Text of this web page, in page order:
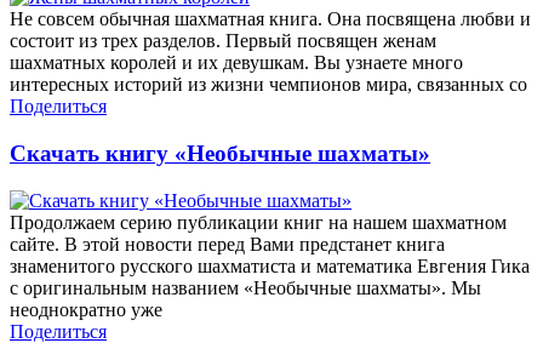
Не совсем обычная шахматная книга. Она посвящена любви и
состоит из трех разделов. Первый посвящен женам
шахматных королей и их девушкам. Вы узнаете много
интересных историй из жизни чемпионов мира, связанных со
Поделиться
Скачать книгу «Необычные шахматы»
Продолжаем серию публикации книг на нашем шахматном
сайте. В этой новости перед Вами предстанет книга
знаменитого русского шахматиста и математика Евгения Гика
с оригинальным названием «Необычные шахматы». Мы
неоднократно уже
Поделиться